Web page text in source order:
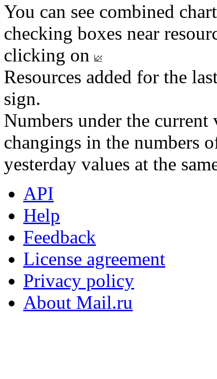
You can see combined
checking boxes near
clicking on
Resources added for the
sign.
Numbers under the
changings in the numbers
yesterday values at the
API
Help
Feedback
License agreement
Privacy policy
About Mail.ru